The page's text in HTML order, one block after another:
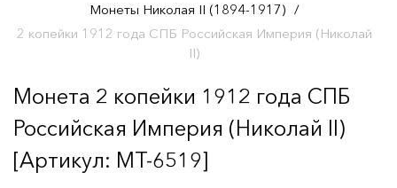
Монеты Николая II (1894-1917) /
2 копейки 1912 года СПБ Российская Империя (Николай
II)
Монета 2 копейки 1912 года СПБ
Российская Империя (Николай II)
[Артикул: MT-6519]